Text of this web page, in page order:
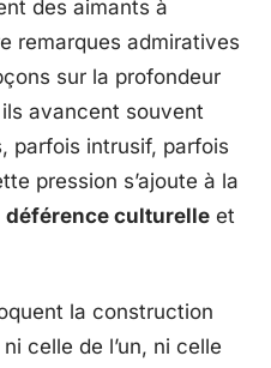
des aimants à
remarques admiratives
sur la profondeur
ils avancent souvent
parfois intrusif, parfois
pression s’ajoute à la
déférence culturelle et
la construction
ni celle de l’un, ni celle